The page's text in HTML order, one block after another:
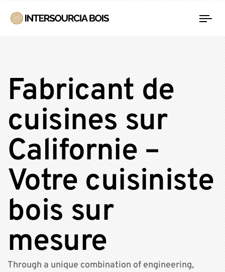
Fabricant de
cuisines sur
Californie –
Votre cuisiniste
bois sur
mesure
Through a unique combination of engineering,